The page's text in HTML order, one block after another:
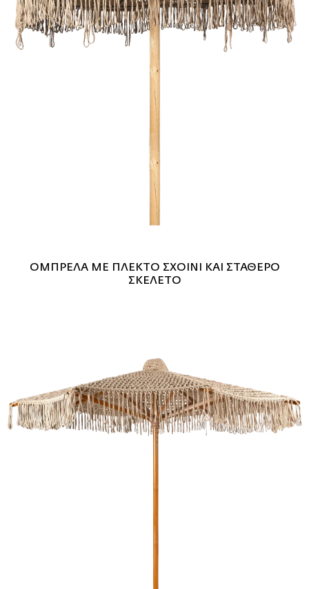
ΟΜΠΡΕΛΑ ΜΕ ΠΛΕΚΤΟ ΣΧΟΙΝΙ ΚΑΙ ΣΤΑΘΕΡΟ
ΣΚΕΛΕΤΟ